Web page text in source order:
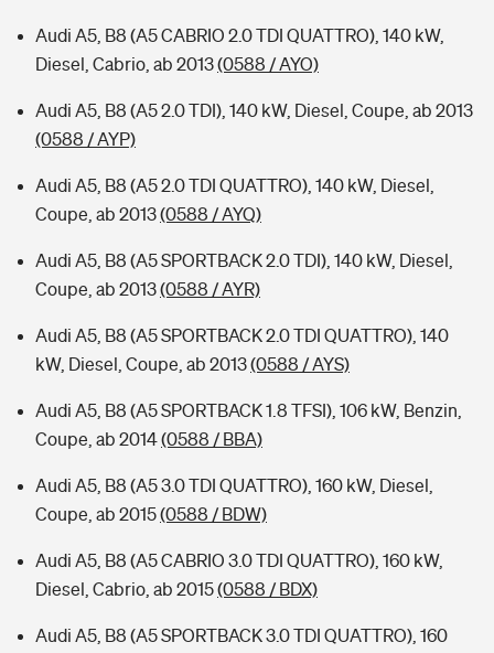
Audi A5, B8 (A5 CABRIO 2.0 TDI QUATTRO), 140 kW,
Diesel, Cabrio, ab 2013(0588 / AYO)
Audi A5, B8 (A5 2.0 TDI), 140 kW, Diesel, Coupe, ab 2013
(0588 / AYP)
Audi A5, B8 (A5 2.0 TDI QUATTRO), 140 kW, Diesel,
Coupe, ab 2013(0588 / AYQ)
Audi A5, B8 (A5 SPORTBACK 2.0 TDI), 140 kW, Diesel,
Coupe, ab 2013(0588 / AYR)
Audi A5, B8 (A5 SPORTBACK 2.0 TDI QUATTRO), 140
kW, Diesel, Coupe, ab 2013(0588 / AYS)
Audi A5, B8 (A5 SPORTBACK 1.8 TFSI), 106 kW, Benzin,
Coupe, ab 2014(0588 / BBA)
Audi A5, B8 (A5 3.0 TDI QUATTRO), 160 kW, Diesel,
Coupe, ab 2015(0588 / BDW)
Audi A5, B8 (A5 CABRIO 3.0 TDI QUATTRO), 160 kW,
Diesel, Cabrio, ab 2015(0588 / BDX)
Audi A5, B8 (A5 SPORTBACK 3.0 TDI QUATTRO), 160